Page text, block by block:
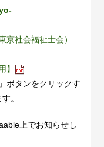
京社会福祉士会）
】
ボタンをクリックす
。
上でお知らせし